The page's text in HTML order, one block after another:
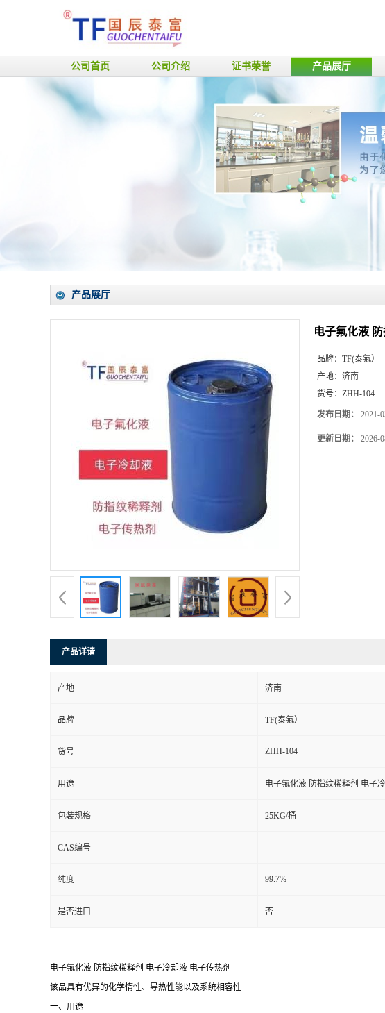
公司首页 公司介绍 证书荣誉 产品展厅
产品展厅
电子氟化液
品牌： TF(泰氟）
产地： 济南
货号： ZHH-104
发布日期： 2021-
更新日期： 2026-
产品详请
产地 济南
品牌 TF(泰氟）
货号 ZHH-104
用途 电子氟化液 防指纹稀释剂 电子
包装规格 25KG/桶
CAS编号
纯度 99.7%
是否进口 否
电子氟化液 防指纹稀释剂 电子冷却液 电子传热剂
该品具有优异的化学惰性、导热性能以及系统相容性
一、用途